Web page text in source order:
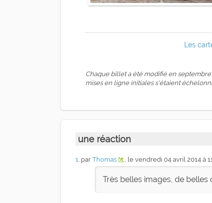
Les
une réaction
1 . par Thomas , le vendredi 04 avril 2014 à
Très belles images, de